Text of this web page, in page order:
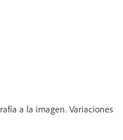
a la imagen. Variaciones